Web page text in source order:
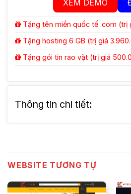
XEM DEMO
Tặng tên miền quốc tế .com (trị
Tặng hosting 6 GB (trị giá
Tặng gói tin rao vặt (trị giá
Thông tin chi tiết:
WEBSITE TƯƠNG TỰ